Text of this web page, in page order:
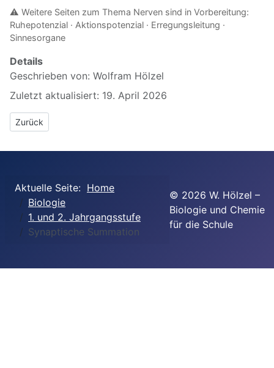
⚠️ Weitere Seiten zum Thema Nerven sind in Vorbereitung:
Ruhepotenzial · Aktionspotenzial · Erregungsleitung ·
Sinnesorgane
Details
Geschrieben von: Wolfram Hölzel
Zuletzt aktualisiert: 19. April 2026
Vorheriger Beitrag: 1. und 2 Jahrgangsstufe
Zurück
Aktuelle Seite: Home
Biologie
1. und 2. Jahrgangsstufe
Synaptische Summation
© 2026 W. Hölzel –
Biologie und Chemie
für die Schule